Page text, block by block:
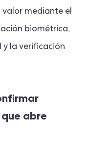
mediante el
biométrica,
la verificación
abre